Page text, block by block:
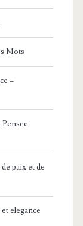
Mots
–
paix et de
elegance